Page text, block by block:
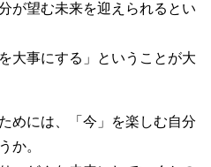
が望む未来を迎えられるとい
大事にする」ということが大
めには、「今」を楽しむ自分
か。